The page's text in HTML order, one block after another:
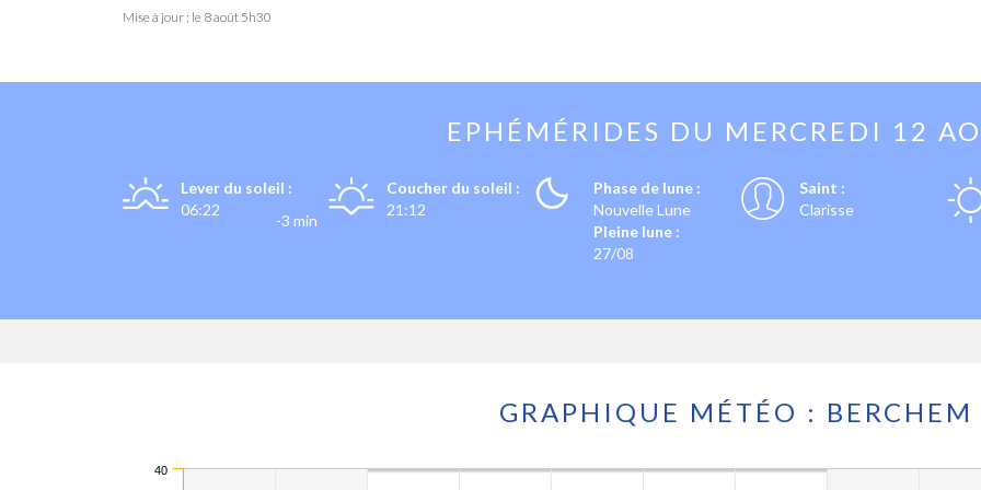
Mise à jour : le 8 août 5h30
EPHÉMÉRIDES DU MERCREDI 12
Lever du soleil :
06:22
-3 min
Coucher du soleil :
21:12
Phase de lune :
Nouvelle Lune
Pleine lune :
27/08
Saint :
Clarisse
GRAPHIQUE MÉTÉO : BERCHEM
40